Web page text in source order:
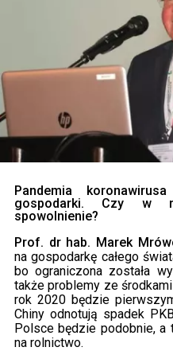
Pandemia
gospodarki. Czy w
spowolnienie?
Prof. dr hab. Marek
na gospodarkę całego
bo ograniczona została
także problemy ze
rok 2020 będzie
Chiny odnotują spadek
Polsce będzie podobnie, a
na rolnictwo.